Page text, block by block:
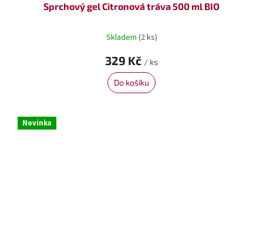
Sprchový gel Citronová tráva 500 ml BIO
Skladem (2 ks)
329 Kč / ks
Do košíku
Novinka